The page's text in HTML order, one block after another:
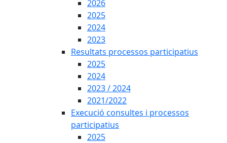
2026
2025
2024
2023
Resultats processos participatius
2025
2024
2023 / 2024
2021/2022
Execució consultes i processos
participatius
2025